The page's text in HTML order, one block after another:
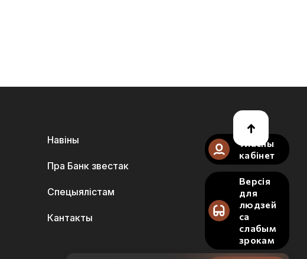
Навіны
Пра Банк звестак
Спецыялістам
Кантакты
Уласны
кабінет
Версія
для
людзей
са
слабым
зрокам